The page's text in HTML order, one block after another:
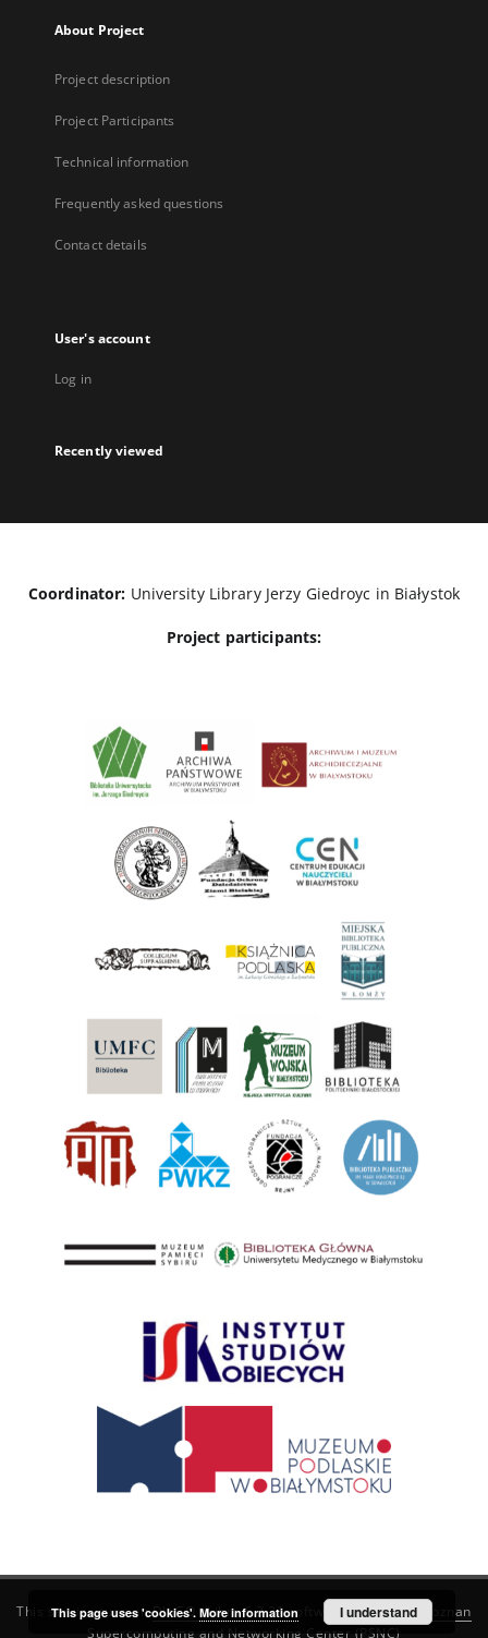
About Project
Project description
Project Participants
Technical information
Frequently asked questions
Contact details
User's account
Log in
Recently viewed
Coordinator: University Library Jerzy Giedroyc in Białystok
Project participants:
This service runs onDInGO dLibra 6.3.21software created by
Poznan
Supercomputing and Networking Center (PSNC)
This page uses 'cookies'. More information I understand